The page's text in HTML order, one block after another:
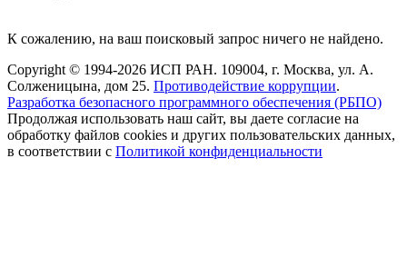
К сожалению, на ваш поисковый запрос ничего не найдено.
Copyright © 1994-2026 ИСП РАН. 109004, г. Москва, ул. А.
Солженицына, дом 25. Противодействие коррупции.
Разработка безопасного программного обеспечения (РБПО)
Продолжая использовать наш сайт, вы даете согласие на
обработку файлов cookies и других пользовательских данных,
в соответствии с Политикой конфиденциальности